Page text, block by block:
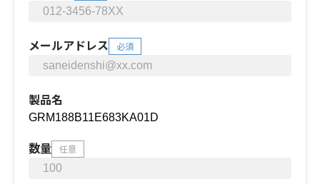
メールアドレス 必須
製品名
数量 任意